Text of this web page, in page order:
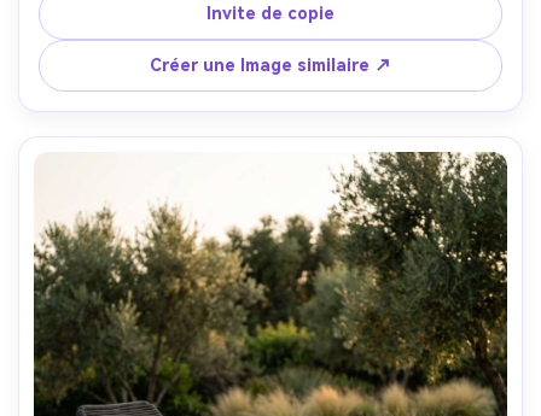
diffuseur, prise sur Canon EOS R5, 70 mm, f/10, texture
pierre ultra-réaliste, qualité de catalogue premium-AR 4:5
Invite de copie
Créer une Image similaire ↗